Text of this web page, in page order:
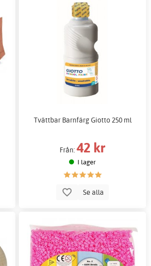
Tvättbar Barnfärg Giotto 250 ml
Från:42 kr
I lager
Se alla